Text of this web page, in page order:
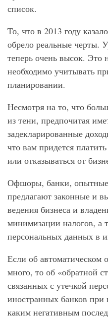
список.
То, что в 2013 году
обрело реальные черты.
теперь очень высок. Это
необходимо учитывать
планировании.
Несмотря на то, что
из тени, предпочитая
задекларированные
что вам придется
или отказываться от
Офшоры, банки, опытные
предлагают законные и
ведения бизнеса и
минимизации налогов, а
персональных данных в
Если об автоматическом
много, то об «обратной
связанных с утечкой
иностранных банков при
каким негативным